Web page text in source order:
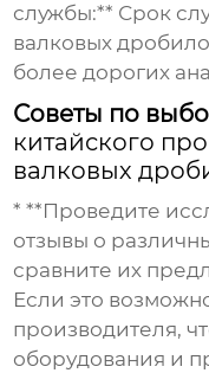
службы:** Срок
валковых
более дорогих
Советы по
китайского
валковых
* **Проведите
отзывы о
сравните их
Если это
производителя,
оборудования и